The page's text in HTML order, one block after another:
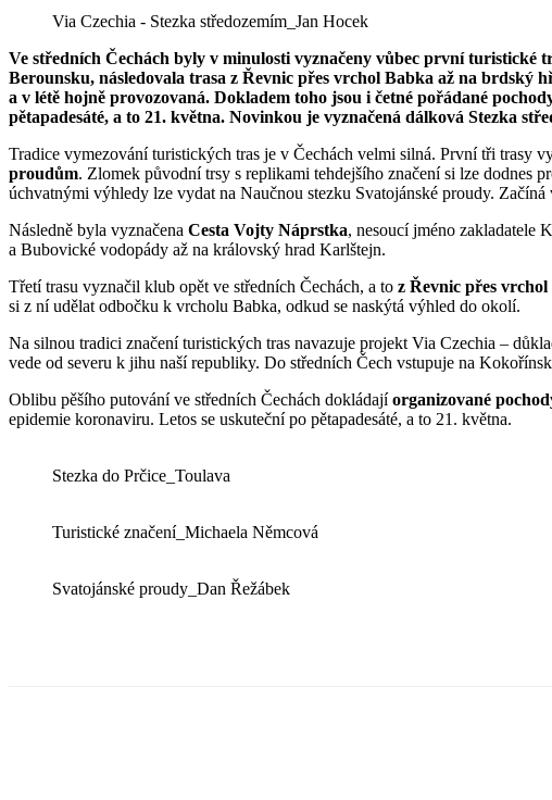
Via Czechia - Stezka středozemím_Jan Hocek
Ve středních Čechách byly v minulosti vyznačeny vůbec první turistické
Berounsku, následovala trasa z Řevnic přes vrchol Babka až na
a v létě hojně provozovaná. Dokladem toho jsou i četné pořádané
pětapadesáté, a to 21. května. Novinkou je vyznačená dálková Stezka
Tradice vymezování turistických tras je v Čechách velmi silná. První tři trasy
proudům. Zlomek původní trsy s replikami tehdejšího značení si lze dodnes
úchvatnými výhledy lze vydat na Naučnou stezku Svatojánské proudy.
Následně byla vyznačena Cesta Vojty Náprstka, nesoucí jméno zakladatele
a Bubovické vodopády až na královský hrad Karlštejn.
Třetí trasu vyznačil klub opět ve středních Čechách, a to z Řevnic přes
si z ní udělat odbočku k vrcholu Babka, odkud se naskýtá výhled do okolí.
Na silnou tradici značení turistických tras navazuje projekt Via Czechia –
vede od severu k jihu naší republiky. Do středních Čech vstupuje na
Oblibu pěšího putování ve středních Čechách dokládajíorganizované
epidemie koronaviru. Letos se uskuteční po pětapadesáté, a to 21. května.
Stezka do Prčice_Toulava
Turistické značení_Michaela Němcová
Svatojánské proudy_Dan Řežábek